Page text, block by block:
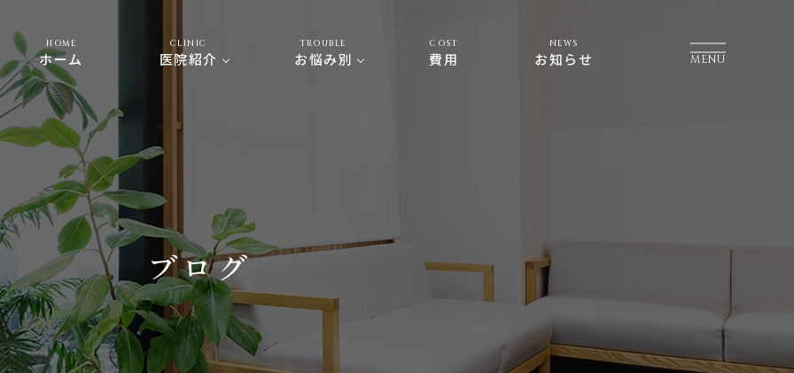
HOME
ホーム
CLINIC
医院紹介
TROUBLE
お悩み別
COST
費用
NEWS
お知らせ MENU
ブログ